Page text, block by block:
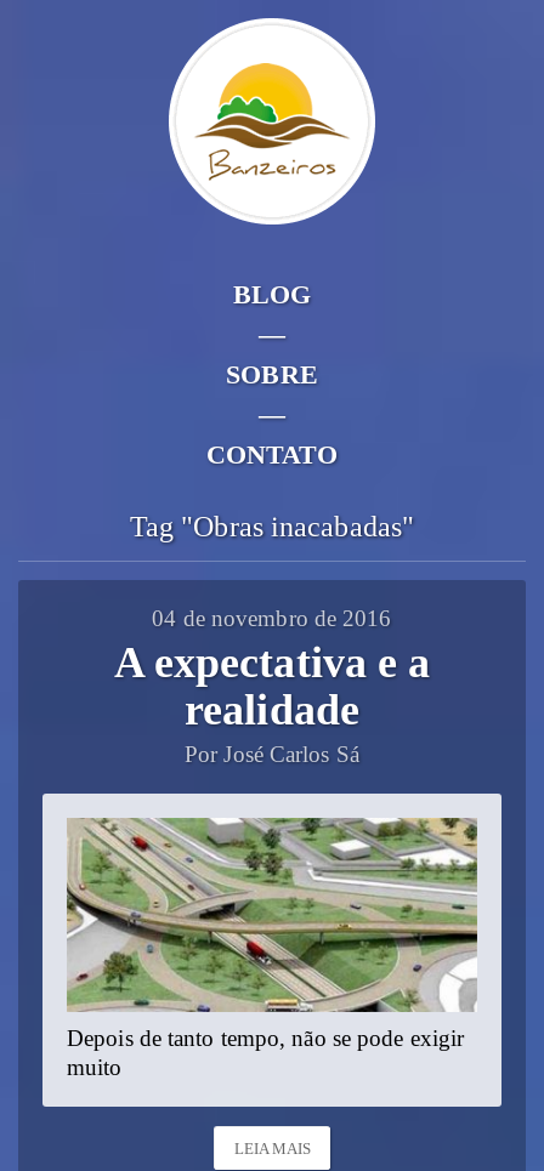
BLOG
—
SOBRE
—
CONTATO
Tag "Obras inacabadas"
04 de novembro de 2016
A expectativa e a
realidade
Por José Carlos Sá
Depois de tanto tempo, não se pode exigir
muito
LEIA MAIS